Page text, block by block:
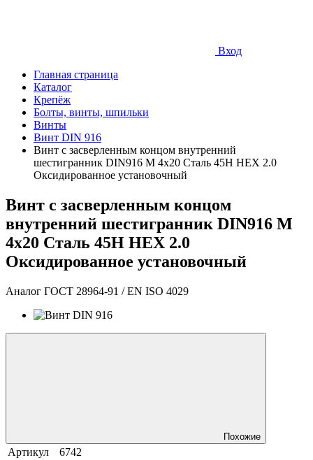
Вход
Главная страница
Каталог
Крепёж
Болты, винты, шпильки
Винты
Винт DIN 916
Винт с засверленным концом внутренний
шестигранник DIN916 М 4х20 Сталь 45Н HEX 2.0
Оксидированное установочный
Винт с засверленным концом
внутренний шестигранник DIN916 М
4х20 Сталь 45Н HEX 2.0
Оксидированное установочный
Аналог ГОСТ 28964-91 / EN ISO 4029
Похожие
Артикул
6742